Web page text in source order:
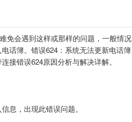
免会遇到这样或那样的问题，一般情况
话簿。错误624：系统无法更新电话簿
接错误624原因分析与解决详解。
息，出现此错误问题。